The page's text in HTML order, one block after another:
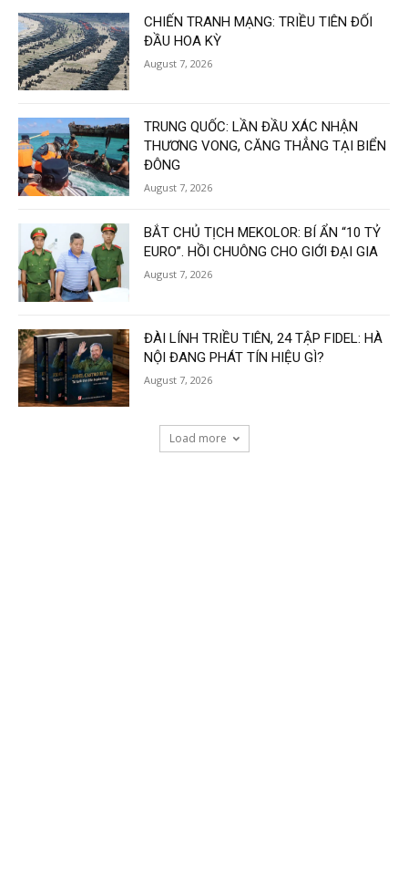
CHIẾN TRANH MẠNG: TRIỀU TIÊN ĐỐI
ĐẦU HOA KỲ
August 7, 2026
TRUNG QUỐC: LẦN ĐẦU XÁC NHẬN
THƯƠNG VONG, CĂNG THẲNG TẠI BIỂN
ĐÔNG
August 7, 2026
BẮT CHỦ TỊCH MEKOLOR: BÍ ẨN “10 TỶ
EURO”. HỒI CHUÔNG CHO GIỚI ĐẠI GIA
August 7, 2026
ĐÀI LÍNH TRIỀU TIÊN, 24 TẬP FIDEL: HÀ
NỘI ĐANG PHÁT TÍN HIỆU GÌ?
August 7, 2026
Load more